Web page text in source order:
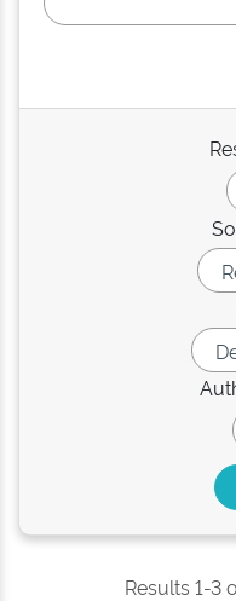
Results 1-3